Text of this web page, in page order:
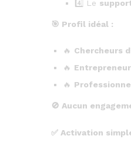
4️⃣ Le
🎯 Profil idéal :
🔥 Chercheurs
🔥
🔥
🚫 Aucun
✅ Activation